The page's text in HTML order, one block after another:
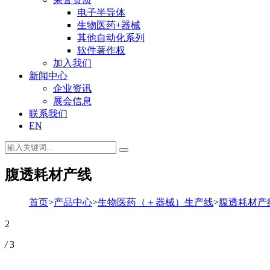
电子半导体
生物医药+器械
其他自动化系列
软件著作权
加入我们
新闻中心
企业资讯
展会信息
联系我们
EN
腹透耗材产线
首页>产品中心>生物医药（＋器械）生产线>腹透耗材产
2
/ 3